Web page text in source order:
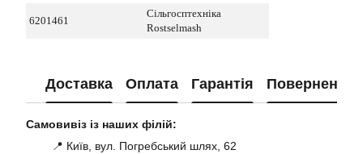
6201461
Сільгосптехніка
Rostselmash
Доставка Оплата Гарантія Повернення
Самовивіз із наших філій:
📍 Київ, вул. Погребський шлях, 62